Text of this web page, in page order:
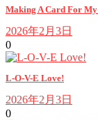
Making A Card For
2026年2月3日
0
L-O-V-E Love!
2026年2月3日
0